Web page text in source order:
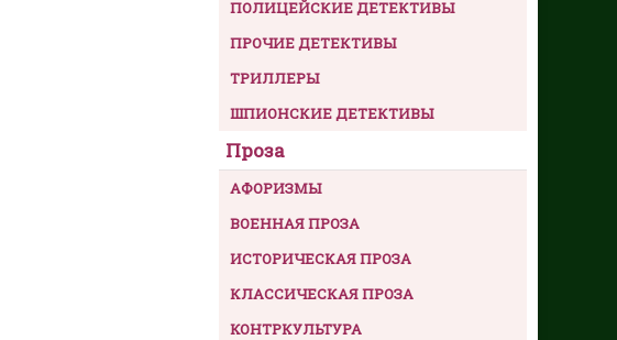
ПОЛИЦЕЙСКИЕ ДЕТЕКТИВЫ
ПРОЧИЕ ДЕТЕКТИВЫ
ТРИЛЛЕРЫ
ШПИОНСКИЕ ДЕТЕКТИВЫ
Проза
АФОРИЗМЫ
ВОЕННАЯ ПРОЗА
ИСТОРИЧЕСКАЯ ПРОЗА
КЛАССИЧЕСКАЯ ПРОЗА
КОНТРКУЛЬТУРА